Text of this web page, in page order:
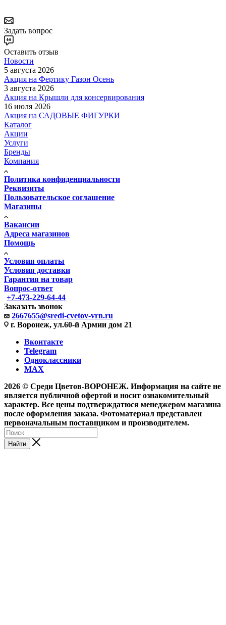
Задать вопрос
Оставить отзыв
Новости
5 августа 2026
Акция на Фертику Газон Осень
3 августа 2026
Акция на Крышли для консервирования
16 июля 2026
Акция на САДОВЫЕ ФИГУРКИ
Каталог
Акции
Услуги
Бренды
Компания
Политика конфиденциальности
Реквизиты
Пользовательское соглашение
Магазины
Вакансии
Адреса магазинов
Помощь
Условия оплаты
Условия доставки
Гарантия на товар
Вопрос-ответ
+7-473-229-64-44
Заказать звонок
2667655@sredi-cvetov-vrn.ru
г. Воронеж, ул.60-й Армии дом 21
Вконтакте
Telegram
Одноклассники
MAX
2026 © Среди Цветов-ВОРОНЕЖ. Информация на сайте не
является публичной офертой и носит ознакомительный
характер. Все цены подтверждатюся менеджером магазина
после оформления заказа. Фотоматериал представлен
первоначальным поставщиком и производителем.
Найти